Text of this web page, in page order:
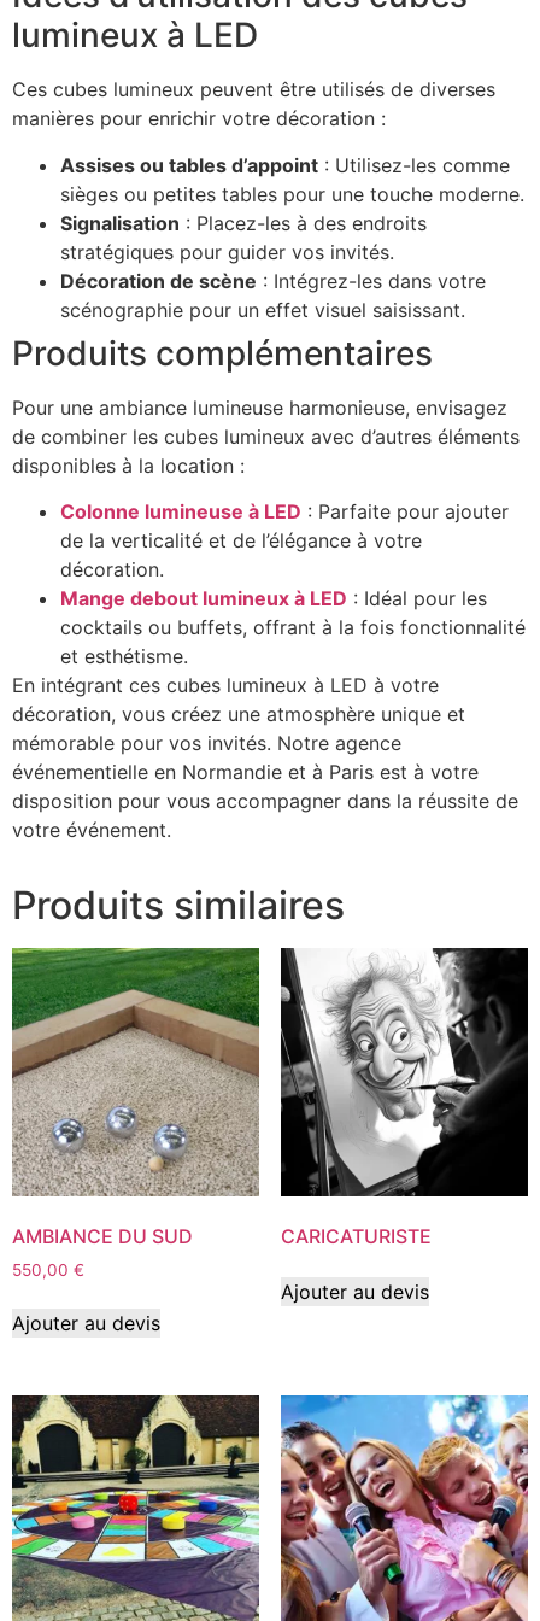
lumineux à LED
Ces cubes lumineux peuvent être utilisés de diverses
manières pour enrichir votre décoration :
Assises ou tables d’appoint : Utilisez-les comme
sièges ou petites tables pour une touche moderne.
Signalisation : Placez-les à des endroits
stratégiques pour guider vos invités.
Décoration de scène : Intégrez-les dans votre
scénographie pour un effet visuel saisissant.
Produits complémentaires
Pour une ambiance lumineuse harmonieuse, envisagez
de combiner les cubes lumineux avec d’autres éléments
disponibles à la location :
Colonne lumineuse à LED : Parfaite pour ajouter
de la verticalité et de l’élégance à votre
décoration.
Mange debout lumineux à LED : Idéal pour les
cocktails ou buffets, offrant à la fois fonctionnalité
et esthétisme.
En intégrant ces cubes lumineux à LED à votre
décoration, vous créez une atmosphère unique et
mémorable pour vos invités. Notre agence
événementielle en Normandie et à Paris est à votre
disposition pour vous accompagner dans la réussite de
votre événement.
Produits similaires
AMBIANCE DU SUD
550,00 €
Ajouter au devis
CARICATURISTE
Ajouter au devis